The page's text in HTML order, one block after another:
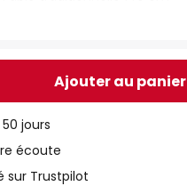
Ajouter au panier
jours
écoute
sur Trustpilot